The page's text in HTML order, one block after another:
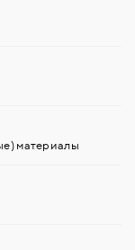
материалы